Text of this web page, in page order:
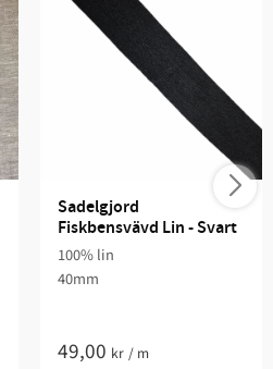
Sadelgjord
Fiskbensvävd Lin - Svart
100% lin
40mm
49,00 kr / m